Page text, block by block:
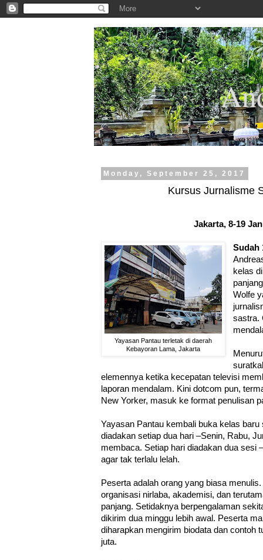
.
Monday, September 25, 2017
Kursus Jurnalisme
Jakarta, 8-19
Yayasan Pantau terletak di daerah
Kebayoran Lama, Jakarta
Sudah
kelas
Wolfe
sastra.
elemennya ketika kecepatan televisi
laporan mendalam. Kini dotcom pun,
New Yorker, masuk ke format penulisan
Yayasan Pantau kembali buka kelas
diadakan setiap dua hari –Senin, Rabu,
membaca. Setiap hari diadakan dua sesi
agar tak terlalu lelah.
Peserta adalah orang yang biasa
organisasi nirlaba, akademisi, dan
panjang. Setidaknya berpengalaman
dikirim dua minggu lebih awal. Peserta
diharapkan mengirim biodata dan contoh
juta.